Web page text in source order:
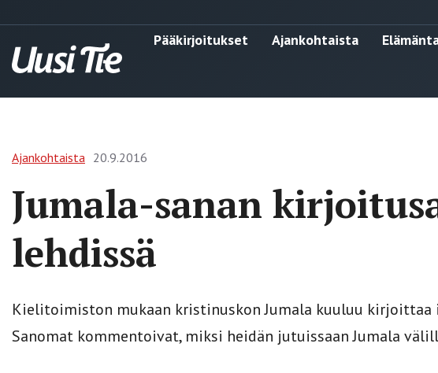
Pääkirjoitukset Ajankohtaista
Ajankohtaista 20.9.2016
Jumala-sanan
lehdissä
Kielitoimiston mukaan kristinuskon Jumala kuuluu
Sanomat kommentoivat, miksi heidän jutuissaan Jumala